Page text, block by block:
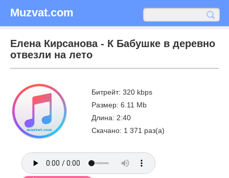
Muzvat.com
Елена Кирсанова - К Бабушке в деревно
отвезли на лето
Битрейт: 320 kbps
Размер: 6.11 Mb
Длина: 2:40
Скачано: 1 371 раз(а)